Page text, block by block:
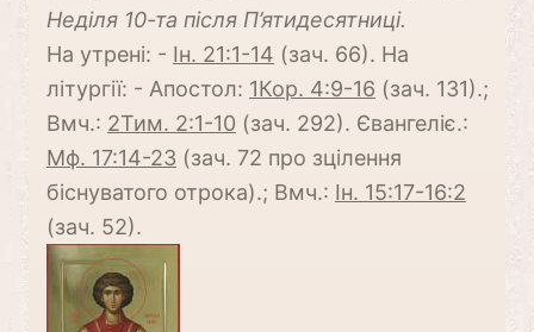
Неділя 10-та після П’ятидесятниці.
На утрені: - Ін. 21:1-14 (зач. 66). На
літургії: - Апостол: 1Кор. 4:9-16 (зач. 131).;
Вмч.: 2Тим. 2:1-10 (зач. 292). Євангеліє.:
Мф. 17:14-23 (зач. 72 про зцілення
біснуватого отрока).; Вмч.: Ін. 15:17-16:2
(зач. 52).